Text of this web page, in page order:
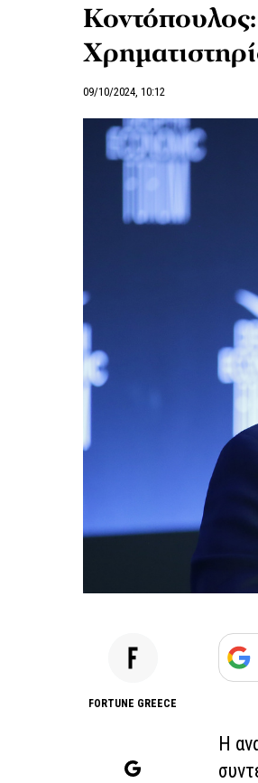
09/10/2024, 10:12
FORTUNE GREECE
Η